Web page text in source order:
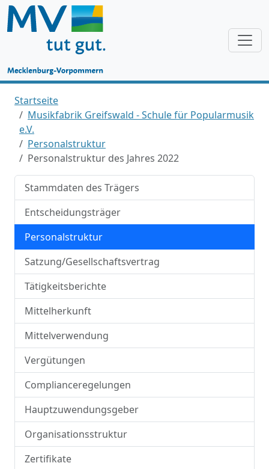
Startseite
Musikfabrik Greifswald - Schule für Popularmusik
e.V.
Personalstruktur
Personalstruktur des Jahres 2022
Stammdaten des Trägers
Entscheidungsträger
Personalstruktur
Satzung/Gesellschaftsvertrag
Tätigkeitsberichte
Mittelherkunft
Mittelverwendung
Vergütungen
Complianceregelungen
Hauptzuwendungsgeber
Organisationsstruktur
Zertifikate